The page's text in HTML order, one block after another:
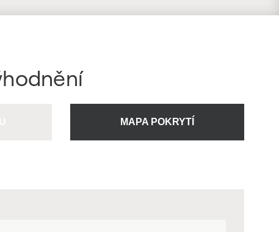
MAPA POKRYTÍ